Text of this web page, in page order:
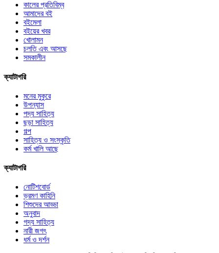
কালের প্রতিবিম্ব
আমাদের বই
বইমেলা
বইয়ের খবর
খোলামন
চলতি এবং আসছে
সমকালীন
ক্যাটাগরি
মনের মুকুরে
উপন্যাস
পদ্য সাহিত্য
ছড়া সাহিত্য
গল্প
সাহিত্য ও সংস্কৃতি
কর্ম খালি আছে
ক্যাটাগরি
নোটিশবোর্ড
ভ্রমণ কাহিনি
শিশুদের আড্ডা
অনুবাদ
গদ্য সাহিত্য
নারী জগৎ
ধর্ম ও দর্শন